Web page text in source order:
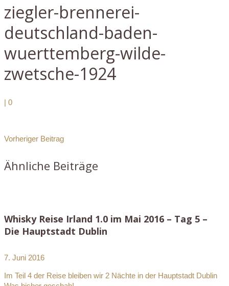
ziegler-brennerei-
deutschland-baden-
wuerttemberg-wilde-
zwetsche-1924
| 0
Vorheriger Beitrag
Ähnliche Beiträge
Whisky Reise Irland 1.0 im Mai 2016 – Tag 5 –
Die Hauptstadt Dublin
7. Juni 2016
Im Teil 4 der Reise bleiben wir 2 Nächte in der Hauptstadt Dublin